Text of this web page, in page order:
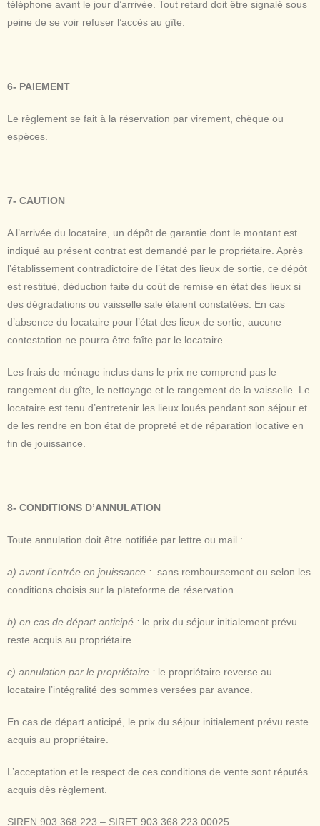
téléphone avant le jour d’arrivée . Tout retard doit être signalé sous
peine de se voir refuser l’accès au gîte.
6- PAIEMENT
Le règlement se fait à la réservation par virement, chèque ou
espèces
7- CAUTION
A l’arrivée du locataire, un dépôt de garantie dont le montant est
indiqué au présent contrat est demandé par le propriétaire. Après
l’établissement contradictoire de l’état des lieux de sortie, ce dépôt
est restitué, déduction faite du coût de remise en état des lieux si
des dégradations ou vaisselle sale étaient constatées. En cas
d’absence du locataire pour l’état des lieux de sortie, aucune
contestation ne pourra être faîte par le locataire.
Les frais de ménage inclus dans le prix ne comprend pas le
rangement du gîte, le nettoyage et le rangement de la vaisselle. Le
locataire est tenu d’entretenir les lieux loués pendant son séjour et
de les rendre en bon état de propreté et de réparation locative en
fin de jouissance.
8- CONDITIONS D’ANNULATION
Toute annulation doit être notifiée par lettre ou mail :
a) avant l’entrée en jouissance : sans remboursement ou selon les
conditions choisis sur la plateforme de réservation.
b) en cas de départ anticipé : le prix du séjour initialement prévu
reste acquis au propriétaire.
c) annulation par le propriétaire : le propriétaire reverse au
locataire l’intégralité des sommes versées par avance.
En cas de départ anticipé, le prix du séjour initialement prévu reste
acquis au propriétaire.
L’acceptation et le respect de ces conditions de vente sont réputés
acquis dès règlement.
SIREN 903 368 223 – SIRET 903 368 223 00025